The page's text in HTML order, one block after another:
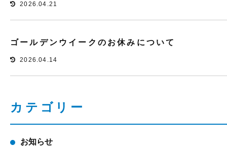
2026.04.21
ゴールデンウイークのお休みについて
2026.04.14
カテゴリー
お知らせ